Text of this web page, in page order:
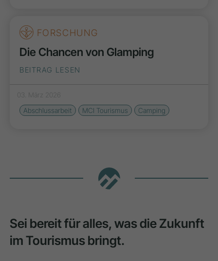
FORSCHUNG
Die Chancen von Glamping
BEITRAG LESEN
03. März 2026
Abschlussarbeit
MCI Tourismus Camping
Sei bereit für alles, was die Zukunft
im Tourismus bringt.